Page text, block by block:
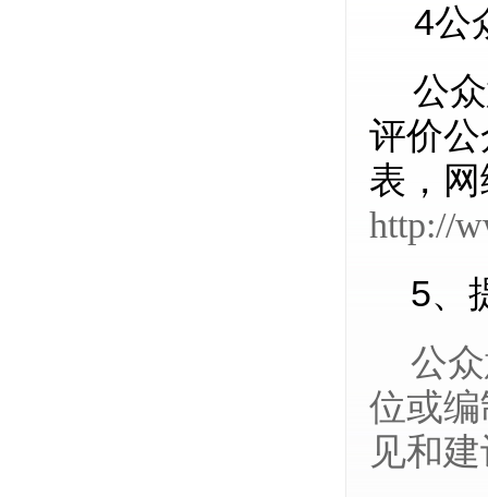
4公
公
评价
表，
http://
5、
公
位或
见和